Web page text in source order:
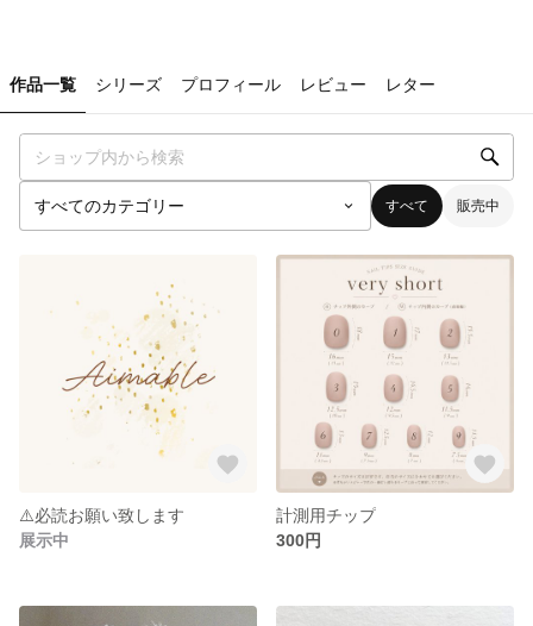
作品一覧 シリーズ プロフィール レビュー レター
すべて 販売中
⚠️必読お願い致します
展示中
計測用チップ
300円